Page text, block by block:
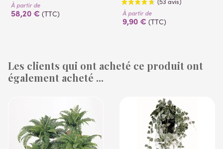
À partir de
58,20 € (TTC) À partir de
9,90 € (TTC)
Les clients qui ont acheté ce produit ont
également acheté ...